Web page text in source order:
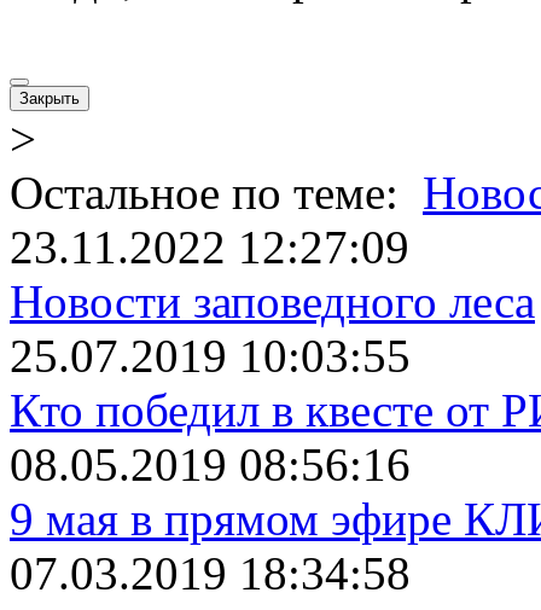
Закрыть
>
Остальное по теме:
23.11.2022 12:27:09
Новости заповедного леса
25.07.2019 10:03:55
Кто победил в квесте от
08.05.2019 08:56:16
9 мая в прямом эфире
07.03.2019 18:34:58